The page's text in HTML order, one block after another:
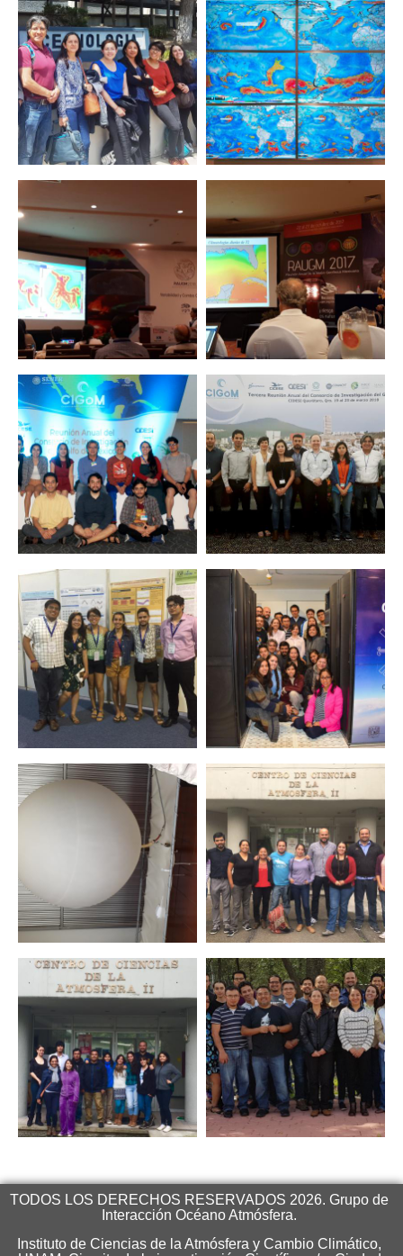
TODOS LOS DERECHOS RESERVADOS 2026. Grupo de
Interacción Océano Atmósfera.
Instituto de Ciencias de la Atmósfera y Cambio Climático,